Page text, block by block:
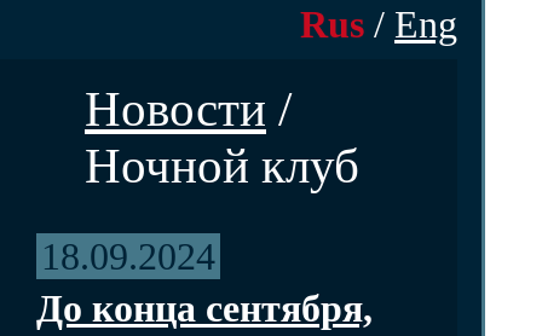
Rus / Eng
Новости /
Ночной клуб
18.09.2024
До конца сентября,